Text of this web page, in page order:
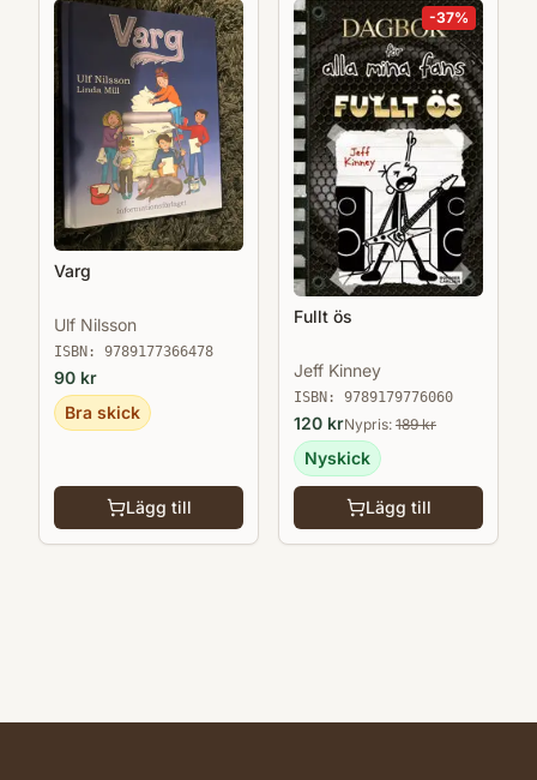
Varg
Ulf Nilsson
ISBN: 9789177366478
90 kr
Bra skick
Lägg till
-37%
Fullt ös
Jeff Kinney
ISBN: 9789179776060
120 krNypris: 189kr
Nyskick
Lägg till